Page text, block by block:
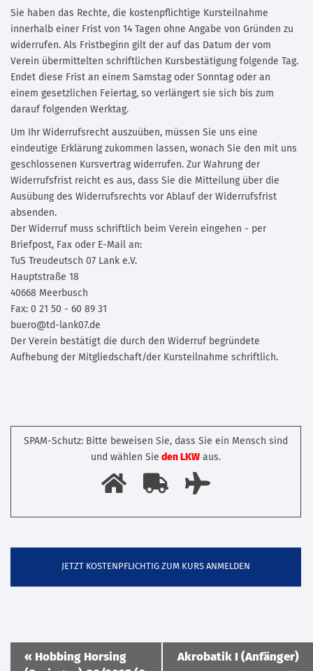
Sie haben das Rechte, die kostenpflichtige Kursteilnahme
innerhalb einer Frist von 14 Tagen ohne Angabe von Gründen zu
widerrufen. Als Fristbeginn gilt der auf das Datum der vom
Verein übermittelten schriftlichen Kursbestätigung folgende Tag.
Endet diese Frist an einem Samstag oder Sonntag oder an
einem gesetzlichen Feiertag, so verlängert sie sich bis zum
darauf folgenden Werktag.
Um Ihr Widerrufsrecht auszuüben, müssen Sie uns eine
eindeutige Erklärung zukommen lassen, wonach Sie den mit uns
geschlossenen Kursvertrag widerrufen. Zur Wahrung der
Widerrufsfrist reicht es aus, dass Sie die Mitteilung über die
Ausübung des Widerrufsrechts vor Ablauf der Widerrufsfrist
absenden.
Der Widerruf muss schriftlich beim Verein eingehen - per
Briefpost, Fax oder E-Mail an:
TuS Treudeutsch 07 Lank e.V.
Hauptstraße 18
40668 Meerbusch
Fax: 0 21 50 - 60 89 31
buero@td-lank07.de
Der Verein bestätigt die durch den Widerruf begründete
Aufhebung der Mitgliedschaft/der Kursteilnahme schriftlich.
SPAM-Schutz: Bitte beweisen Sie, dass Sie ein Mensch sind
und wählen Sie den LKWaus.
Veranstaltung
Navigation
« Hobbing Horsing
Akrobatik I (Anfänger)